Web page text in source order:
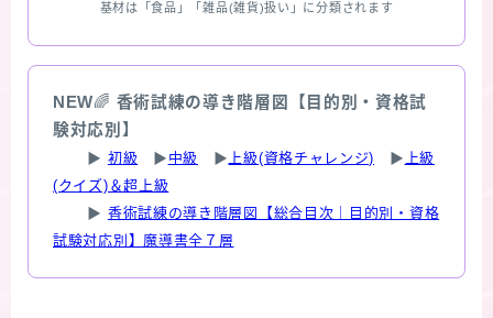
基材は「食品」「雑品(雑貨)扱い」に分類されます
NEW🌈 香術試練の導き階層図【目的別・資格試
験対応別】
▶ 初級 ▶ 中級 ▶ 上級(資格チャレンジ) ▶ 上級
(クイズ)＆超上級
▶ 香術試練の導き階層図【総合目次｜目的別・資格
試験対応別】魔導書全７層